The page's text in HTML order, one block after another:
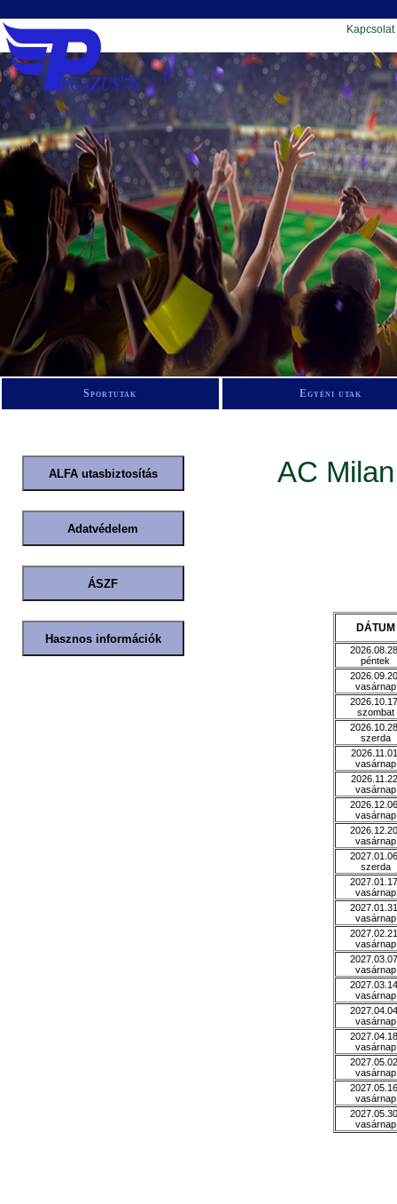
Kapcsolat
Sportutak Egyéni utak
AC Milan
DÁTUM
péntek
vasárnap
szombat
szerda
vasárnap
vasárnap
vasárnap
vasárnap
szerda
vasárnap
vasárnap
vasárnap
vasárnap
vasárnap
vasárnap
vasárnap
vasárnap
vasárnap
vasárnap